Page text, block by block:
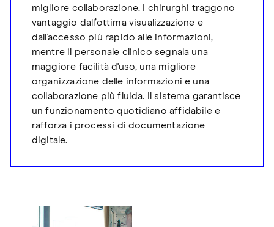
migliore collaborazione. I chirurghi traggono
vantaggio dall’ottima visualizzazione e
dall'accesso più rapido alle informazioni,
mentre il personale clinico segnala una
maggiore facilità d'uso, una migliore
organizzazione delle informazioni e una
collaborazione più fluida. Il sistema garantisce
un funzionamento quotidiano affidabile e
rafforza i processi di documentazione
digitale.